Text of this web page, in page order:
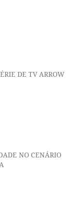
DE TV ARROW
NO CENÁRIO